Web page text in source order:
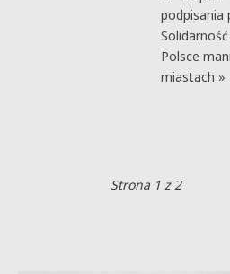
podpisania
Polsce
miastach »
Strona 1 z 2